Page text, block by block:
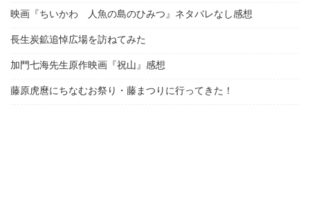
映画『ちいかわ 人魚の島のひみつ』ネタバレなし感想
長生炭鉱追悼広場を訪ねてみた
加門七海先生原作映画『祝山』感想
藤原虎麿にちなむお祭り・藤まつりに行ってきた！